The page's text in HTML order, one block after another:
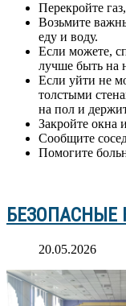
Перекройте
Возьмите
еду и воду.
Если можете,
лучше быть на
Если уйти не
толстыми
на пол и
Закройте окна
Сообщите
Помогите
БЕЗОПАСНЫЕ
20.05.2026